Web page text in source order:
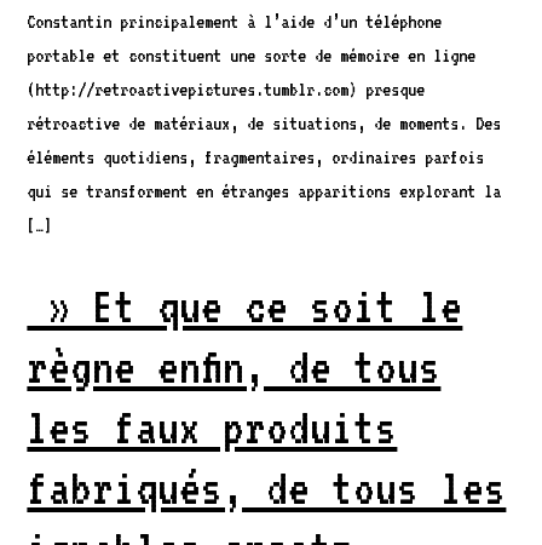
Constantin principalement à l’aide d’un téléphone
portable et constituent une sorte de mémoire en ligne
(http://retroactivepictures.tumblr.com) presque
rétroactive de matériaux, de situations, de moments. Des
éléments quotidiens, fragmentaires, ordinaires parfois
qui se transforment en étranges apparitions explorant la
[…]
» Et que ce soit le
règne enfin, de tous
les faux produits
fabriqués, de tous les